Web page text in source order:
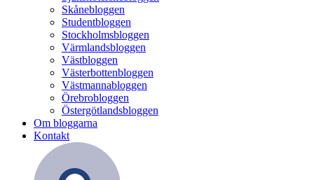
Skånebloggen
Studentbloggen
Stockholmsbloggen
Värmlandsbloggen
Västbloggen
Västerbottenbloggen
Västmannabloggen
Örebrobloggen
Östergötlandsbloggen
Om bloggarna
Kontakt